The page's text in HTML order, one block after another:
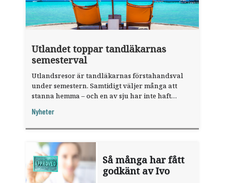
Utlandet toppar tandläkarnas
semesterval
Utlandsresor är tandläkarnas förstahandsval
under semestern. Samtidigt väljer många att
stanna hemma – och en av sju har inte haft
fråga".
Nyheter
Så många har fått
godkänt av Ivo